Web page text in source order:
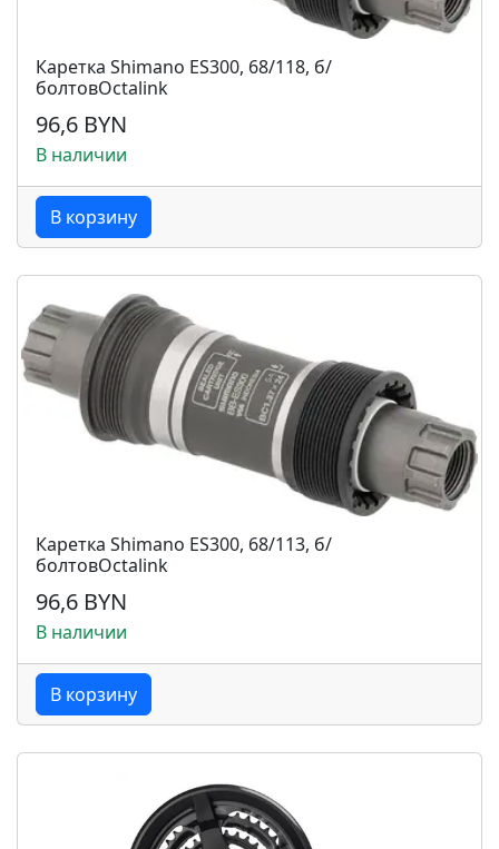
Каретка Shimano ES300, 68/118, б/
болтовOctalink
96,6 BYN
В наличии
В корзину
Каретка Shimano ES300, 68/113, б/
болтовOctalink
96,6 BYN
В наличии
В корзину